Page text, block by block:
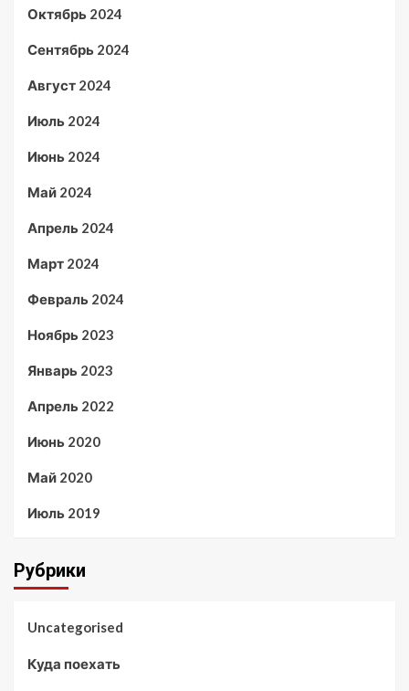
Октябрь 2024
Сентябрь 2024
Август 2024
Июль 2024
Июнь 2024
Май 2024
Апрель 2024
Март 2024
Февраль 2024
Ноябрь 2023
Январь 2023
Апрель 2022
Июнь 2020
Май 2020
Июль 2019
Рубрики
Uncategorised
Куда поехать